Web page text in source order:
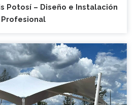
Potosí – Diseño e Instalación
Profesional